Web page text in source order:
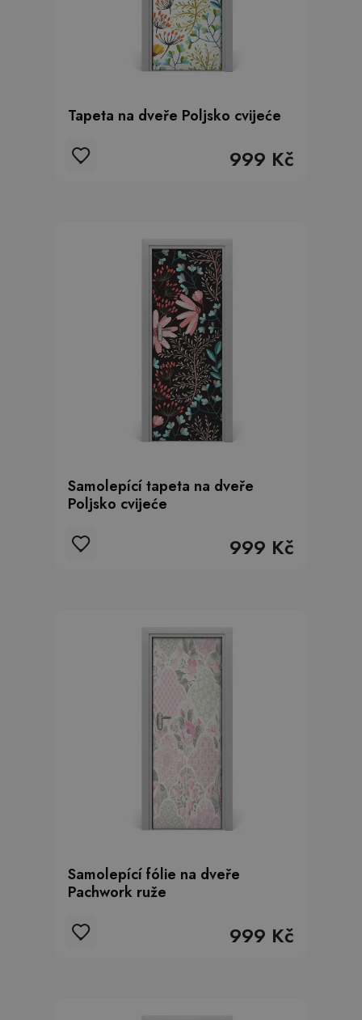
Tapeta na dveře Poljsko cvijeće
999 Kč
Samolepící tapeta na dveře
Poljsko cvijeće
999 Kč
Samolepící fólie na dveře
Pachwork ruže
999 Kč